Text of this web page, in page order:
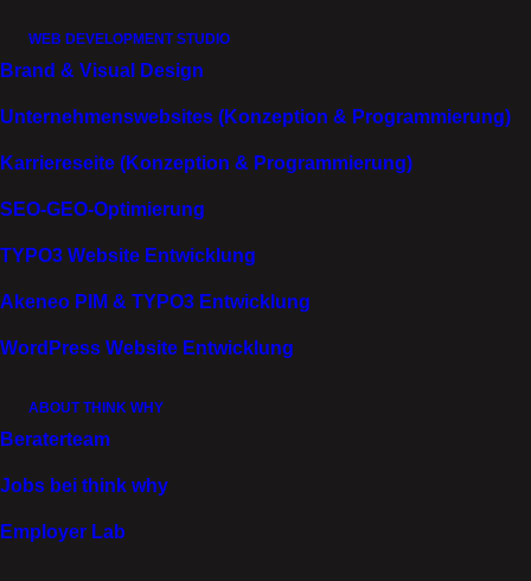
WEB DEVELOPMENT STUDIO
Brand & Visual Design
Unternehmenswebsites (Konzeption & Programmierung)
Karriereseite (Konzeption & Programmierung)
SEO-GEO-Optimierung
TYPO3 Website Entwicklung
Akeneo PIM & TYPO3 Entwicklung
WordPress Website Entwicklung
ABOUT THINK WHY
Beraterteam
Jobs bei think why
Employer Lab
WEIL MENSCHEN SICH GESEHEN FÜHLEN.
Respekt spürbar wird. Weil Versprechen gehalten
CANDIDATE
EXPERIENCE
(OPTIMIERUNG)